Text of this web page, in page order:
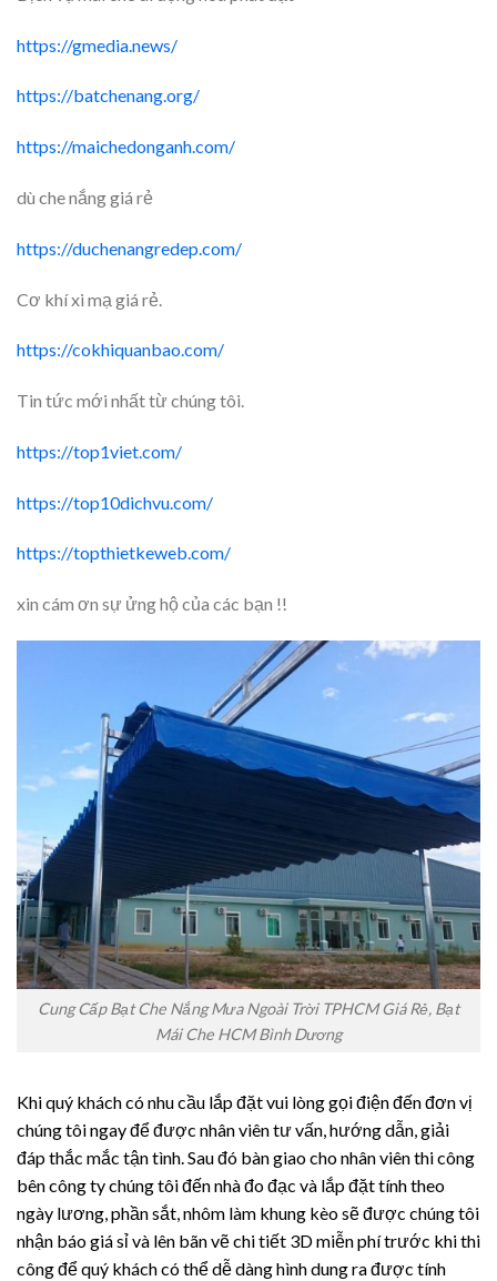
https://gmedia.news/
https://batchenang.org/
https://maichedonganh.com/
dù che nắng giá rẻ
https://duchenangredep.com/
Cơ khí xi mạ giá rẻ.
https://cokhiquanbao.com/
Tin tức mới nhất từ chúng tôi.
https://top1viet.com/
https://top10dichvu.com/
https://topthietkeweb.com/
xin cám ơn sự ửng hộ của các bạn !!
Cung Cấp Bạt Che Nắng Mưa Ngoài Trời TPHCM Giá Rẻ, Bạt
Mái Che HCM Bình Dương
Khi quý khách có nhu cầu lắp đặt vui lòng gọi điện đến đơn vị
chúng tôi ngay để được nhân viên tư vấn, hướng dẫn, giải
đáp thắc mắc tận tình. Sau đó bàn giao cho nhân viên thi công
bên công ty chúng tôi đến nhà đo đạc và lắp đặt tính theo
ngày lương, phần sắt, nhôm làm khung kèo sẽ được chúng tôi
nhận báo giá sỉ và lên bãn vẽ chi tiết 3D miễn phí trước khi thi
công để quý khách có thể dễ dàng hình dung ra được tính